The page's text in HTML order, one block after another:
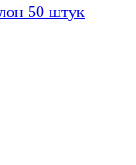
50 штук